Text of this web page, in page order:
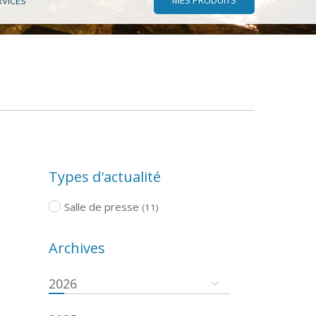
Types d'actualité
Salle de presse (11)
Archives
2026